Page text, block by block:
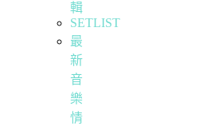
輯
SETLIST
最
新
音
樂
情